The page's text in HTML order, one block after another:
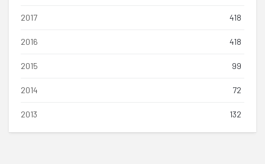
2017 418
2016 418
2015 99
2014 72
2013 132